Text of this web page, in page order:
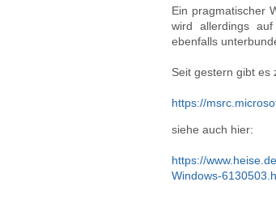
Ein pragmatischer
wird allerdings
ebenfalls
Seit gestern gibt es
https://
siehe auch hier:
https://
Windows-